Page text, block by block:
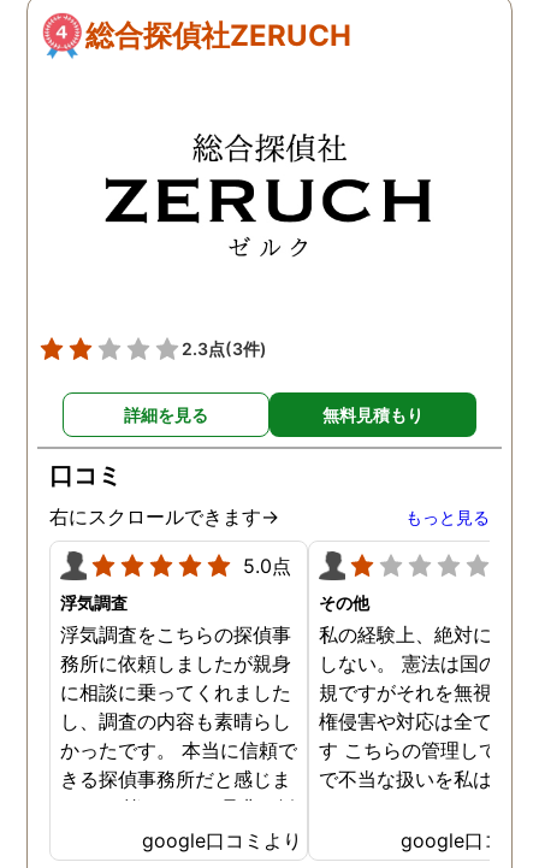
調査開始からとても細かく
報告をいただき、全信頼を
真、ひじょうに見やすい報
告書で満足のいくもので
す。 金額は安いものではあ
りませんが、他社とさほど
変わらず、むしろ総合的に
いたのですが、心身ともに
救われました。 クチコミが
遅くなりましたが、これか
らもスタッフみなさまお身
体に気をつけて、1人でも
多くの方の力になってくだ
さい！ 本当にありがとうご
ざいました。
大きな金額を費やすこと
どこにお願いしたらいい
のが鹿児島調査サービス
んでした。 とりあえず
だけしてみたいと思い、
話をかけると、直接お会
らいかというところも全
わからない中で、金額は
見素人目には少し高く感
やメンタルケア、そして
際の調査内容などを考え
と非常におすすめです。
貞の証拠をつかむことが
ールではなく、親権をと
ことがゴールという中で
弁護士さんとも連携して
様々なアドバイスをいた
き、無事親権を獲得する
とができました。 本当
りがとうございました！
良く暮らせてます！！
総合探偵社ZERUCH
2.3点(3件)
詳細を見る 無料見積もり
口コミ
右にスクロールできます→ もっと見る
5.0点
浮気調査
浮気調査をこちらの探偵事
務所に依頼しましたが親身
に相談に乗ってくれました
し、調査の内容も素晴らし
かったです。 本当に信頼で
きる探偵事務所だと感じま
した。 皆さんにも是非お勧
めしたいと思います。
google口コミより
その他
私の経験上、絶対にお勧
しない。 憲法は国の最
規ですがそれを無視した
権侵害や対応は全て違法
す こちらの管理してい
で不当な扱いを私は受け
google口コミ